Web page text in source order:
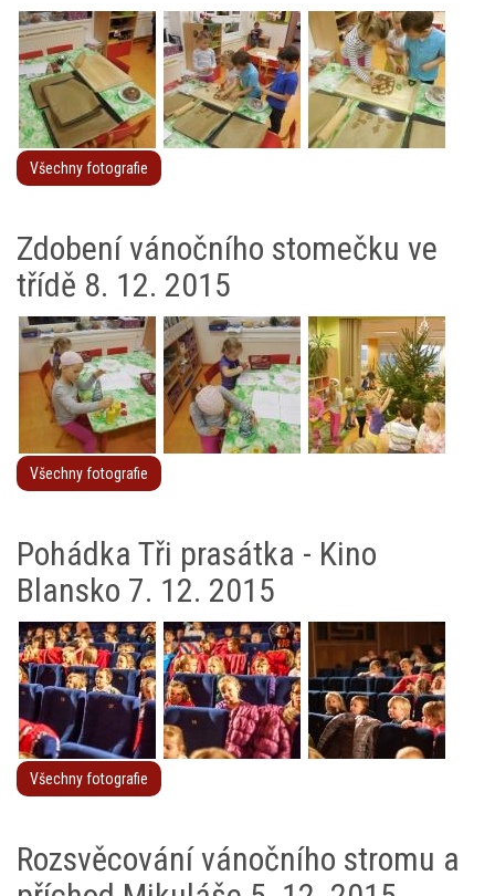
Všechny fotografie
Zdobení vánočního stomečku ve
třídě 8. 12. 2015
Všechny fotografie
Pohádka Tři prasátka - Kino
Blansko 7. 12. 2015
Všechny fotografie
Rozsvěcování vánočního stromu a